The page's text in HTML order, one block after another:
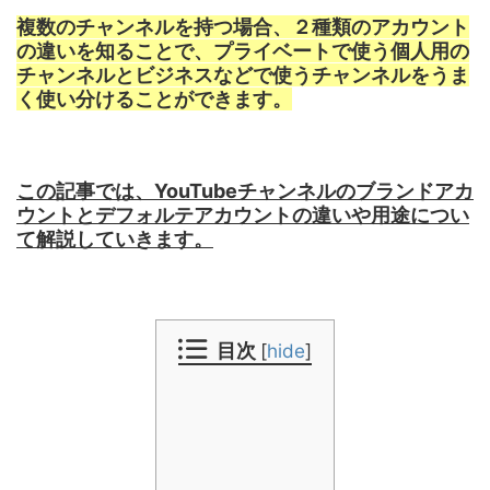
複数のチャンネルを持つ場合、２種類のアカウント
の違いを知ることで、プライベートで使う個人用の
チャンネルとビジネスなどで使うチャンネルをうま
く使い分けることができます。
この記事では、YouTubeチャンネルのブランドアカ
ウントとデフォルテアカウントの違いや用途につい
て解説していきます。
目次 [hide]